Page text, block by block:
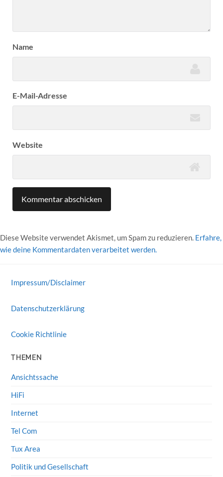
Name
E-Mail-Adresse
Website
Diese Website verwendet Akismet, um Spam zu reduzieren. Erfahre,
wie deine Kommentardaten verarbeitet werden.
Impressum/Disclaimer
Datenschutzerklärung
Cookie Richtlinie
THEMEN
Ansichtssache
HiFi
Internet
Tel Com
Tux Area
Politik und Gesellschaft